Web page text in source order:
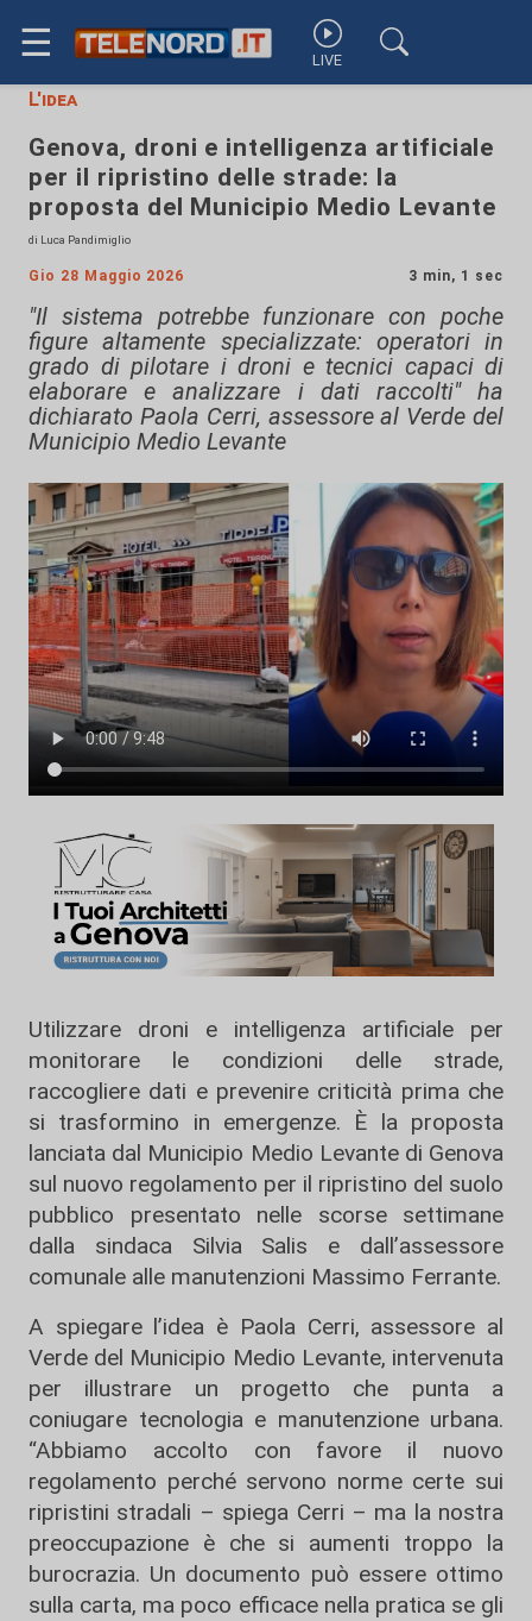
☰ LIVE
L'idea
Genova, droni e intelligenza artificiale
per il ripristino delle strade: la
proposta del Municipio Medio Levante
di Luca Pandimiglio
Gio 28 Maggio 2026 3 min, 1 sec
"Il sistema potrebbe funzionare con poche
figure altamente specializzate: operatori in
grado di pilotare i droni e tecnici capaci di
elaborare e analizzare i dati raccolti" ha
dichiarato Paola Cerri, assessore al Verde del
Municipio Medio Levante
Utilizzare droni e intelligenza artificiale per
monitorare le condizioni delle strade,
raccogliere dati e prevenire criticità prima che
si trasformino in emergenze. È la proposta
lanciata dal Municipio Medio Levante di Genova
sul nuovo regolamento per il ripristino del suolo
pubblico presentato nelle scorse settimane
dalla sindaca Silvia Salis e dall’assessore
comunale alle manutenzioni Massimo Ferrante.
A spiegare l’idea è Paola Cerri, assessore al
Verde del Municipio Medio Levante, intervenuta
per illustrare un progetto che punta a
coniugare tecnologia e manutenzione urbana.
“Abbiamo accolto con favore il nuovo
regolamento perché servono norme certe sui
ripristini stradali – spiega Cerri – ma la nostra
preoccupazione è che si aumenti troppo la
burocrazia. Un documento può essere ottimo
sulla carta, ma poco efficace nella pratica se gli